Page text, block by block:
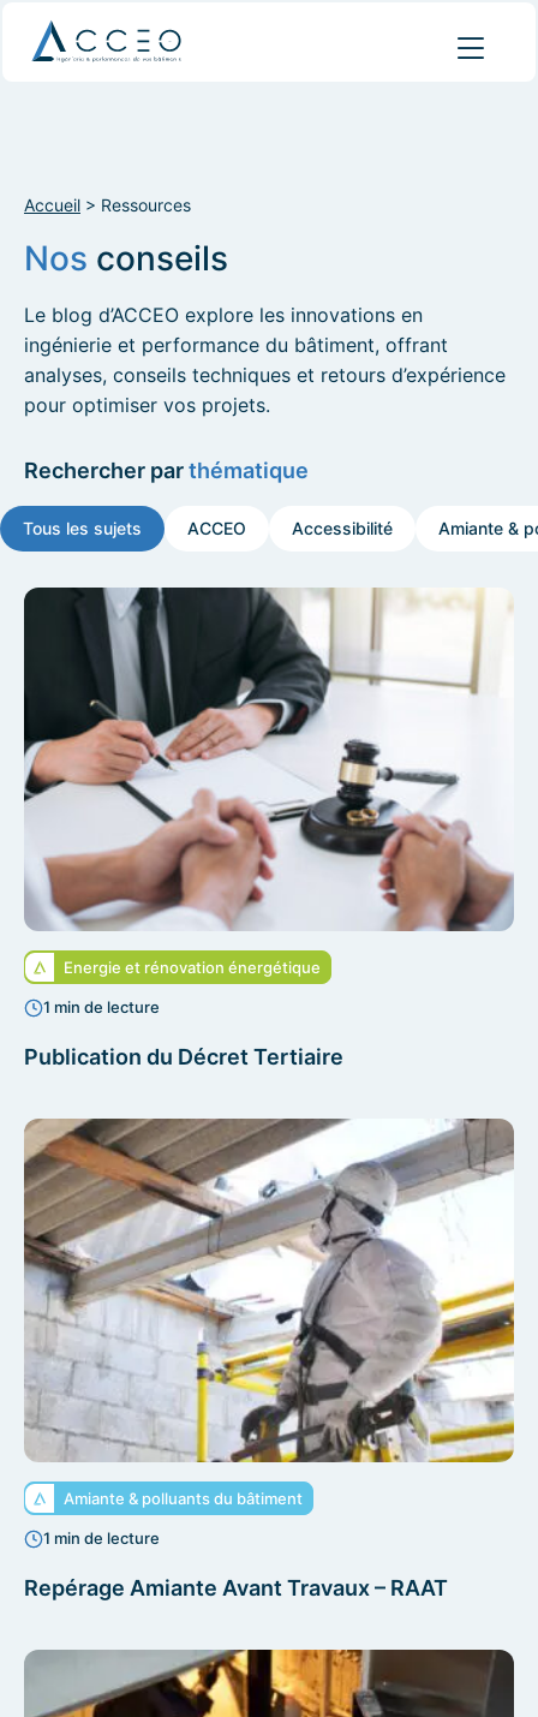
Accueil > Ressources
Nos conseils
Le blog d’ACCEO explore les innovations en
ingénierie et performance du bâtiment, offrant
analyses, conseils techniques et retours d’expérience
pour optimiser vos projets.
Rechercher parthématique
Tous les sujets ACCEO Accessibilité Amiante &
Energie et rénovation énergétique
1 min de lecture
Publication du Décret Tertiaire
Amiante & polluants du bâtiment
1 min de lecture
Repérage Amiante Avant Travaux – RAAT